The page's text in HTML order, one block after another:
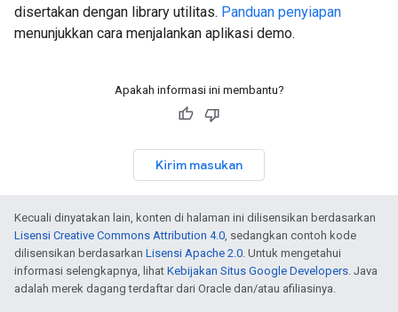
disertakan dengan library utilitas. Panduan penyiapan
menunjukkan cara menjalankan aplikasi demo.
Apakah informasi ini membantu?
Kirim masukan
Kecuali dinyatakan lain, konten di halaman ini dilisensikan berdasarkan
Lisensi Creative Commons Attribution 4.0 , sedangkan contoh kode
dilisensikan berdasarkan Lisensi Apache 2.0 . Untuk mengetahui
informasi selengkapnya, lihat Kebijakan Situs Google Developers . Java
adalah merek dagang terdaftar dari Oracle dan/atau afiliasinya.